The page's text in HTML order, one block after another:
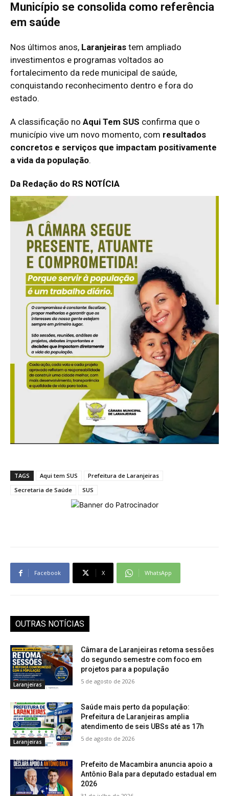
Município se consolida como referência
em saúde
Nos últimos anos, Laranjeiras tem ampliado
investimentos e programas voltados ao
fortalecimento da rede municipal de saúde,
conquistando reconhecimento dentro e fora do
estado.
A classificação no Aqui Tem SUS confirma que o
município vive um novo momento, com resultados
concretos e serviços que impactam positivamente
a vida da população.
Da Redação do RS NOTÍCIA
TAGS Aqui tem SUS
Prefeitura de Laranjeiras
Secretaria de Saúde
SUS
Facebook X WhatsApp
OUTRAS NOTÍCIAS
Laranjeiras
Câmara de Laranjeiras retoma sessões
do segundo semestre com foco em
projetos para a população
5 de agosto de 2026
Laranjeiras
Saúde mais perto da população:
Prefeitura de Laranjeiras amplia
atendimento de seis UBSs até as 17h
5 de agosto de 2026
Prefeito de Macambira anuncia apoio a
Antônio Bala para deputado estadual em
2026